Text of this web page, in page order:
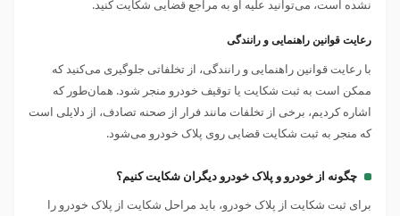
نشده است، می‌توانید علیه او به مراجع قضایی شکایت کنید.
رعایت قوانین راهنمایی و رانندگی
با رعایت قوانین راهنمایی و رانندگی، از تخلفاتی جلوگیری می‌کنید که
ممکن است به ثبت شکایت یا توقیف خودرو منجر شود. همان‌طور که
اشاره کردیم، برخی از تخلفات مانند فرار از صحنه تصادف، از دلایلی است
که منجر به ثبت شکایت قضایی روی پلاک خودرو می‌شود.
چگونه از خودرو و پلاک خودرو دیگران شکایت کنیم؟
برای ثبت شکایت از پلاک خودرو، باید مراحل شکایت از پلاک خودرو را